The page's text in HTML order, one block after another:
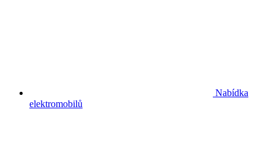
Nabídka
elektromobilů